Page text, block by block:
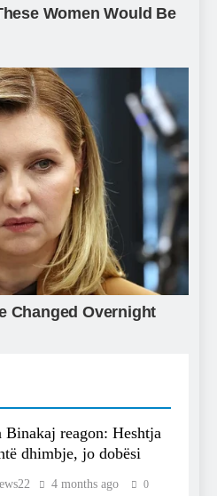
Binakaj reagon: Heshtja
dhimbje, jo dobësi
4 months ago 0